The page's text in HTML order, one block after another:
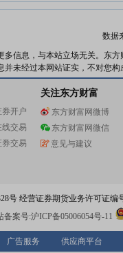
数据
多信息，与本站立场无关。东
未经过本网站证实，不对您
券开户
线交易
券交易
关注东方财富
东方财富网微博
东方财富网微信
意见与建议
号 经营证券期货业务许可证编
备案号:沪ICP备05006054号-11
广告服务 供应商平台